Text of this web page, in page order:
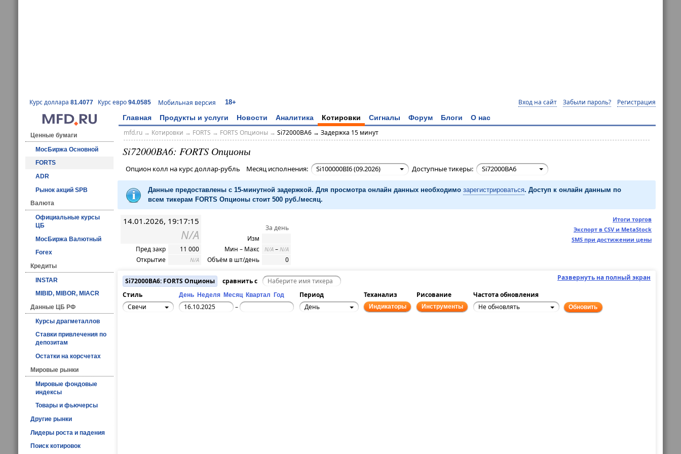
Курс доллара 81.4077 Курс евро 94.0585 Мобильная версия 18+ Вход на сайт Забыли пароль? Регистрация
Главная Продукты и услуги Новости Аналитика Котировки Сигналы Форум Блоги О нас
Ценные бумаги
МосБиржа Основной
FORTS
ADR
Рынок акций SPB
Валюта
Официальные курсы
ЦБ
МосБиржа Валютный
Forex
Кредиты
INSTAR
MIBID, MIBOR, MIACR
Данные ЦБ РФ
Курсы драгметаллов
Ставки привлечения по
депозитам
Остатки на корсчетах
Мировые рынки
Мировые фондовые
индексы
Товары и фьючерсы
Другие рынки
Лидеры роста и падения
Поиск котировок
mfd.ru→ Котировки → FORTS → FORTS Опционы→ Si72000BA6 → Задержка 15 минут
Si72000BA6: FORTS Опционы
Опцион колл на курс доллар-рубль Месяц исполнения: Si100000BI6 (09.2026) Доступные тикеры: Si72000BA6
Данные предоставлены с 15-минутной задержкой. Для просмотра онлайн данных необходимо зарегистрироваться. Доступ к онлайн данным по
всем тикерам FORTS Опционы стоит 500 руб./месяц.
Итоги торгов
Экспорт в CSV и MetaStock
SMS при достижении цены
14.01.2026, 19:17:15
N/A
Пред закр
11 000
Открытие
N/A
За день
Изм
Мин – Макс
N/A – N/A
Объём в шт/день 0
Развернуть на полный экран
Si72000BA6: FORTS Опционы
сравнить с
Стиль
День Неделя Месяц Квартал Год Период Теханализ Рисование
Частота обновления
Свечи
– День Индикаторы Инструменты Не обновлять Обновить